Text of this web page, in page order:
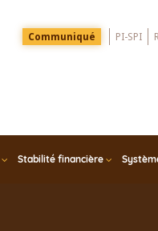
Menu
Top
Communiqué PI-SPI
Stabilité financière